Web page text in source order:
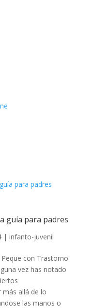
guía para padres
| infanto-juvenil
con Trastorno
vez has notado
allá de lo
las manos o